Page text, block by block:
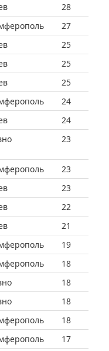
28
27
25
25
25
24
24
23
23
23
22
21
19
18
18
18
18
17